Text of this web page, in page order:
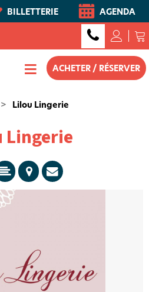
BILLETTERIE AGENDA
ACHETER / RÉSERVER
> Lilou Lingerie
Lingerie